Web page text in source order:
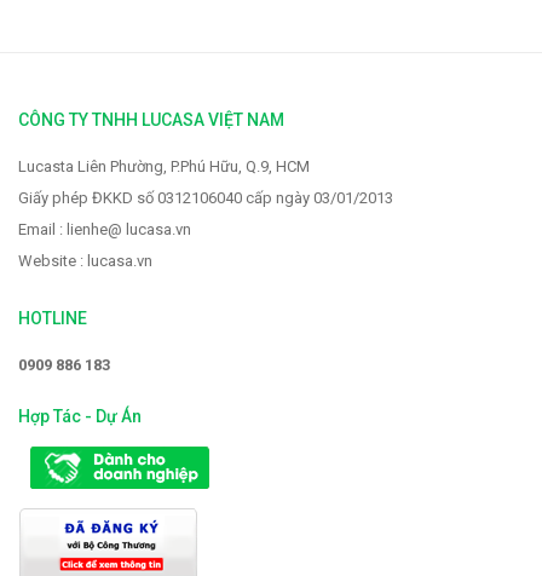
CÔNG TY TNHH LUCASA VIỆT NAM
Lucasta Liên Phường, P.Phú Hữu, Q.9, HCM
Giấy phép ĐKKD số 0312106040 cấp ngày 03/01/2013
Email : lienhe@ lucasa.vn
Website : lucasa.vn
HOTLINE
0909 886 183
Hợp Tác - Dự Án